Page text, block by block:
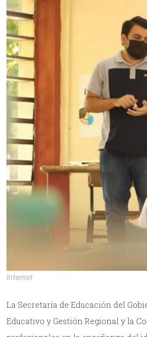
Internet
La Secretaría de Educación del
Educativo y Gestión Regional y la